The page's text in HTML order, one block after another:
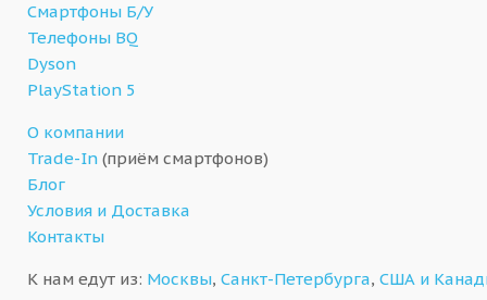
Смартфоны Б/У
Телефоны BQ
Dyson
PlayStation 5
О компании
Trade-In (приём смартфонов)
Блог
Условия и Доставка
Контакты
К нам едут из: Москвы, Санкт-Петербурга, США и